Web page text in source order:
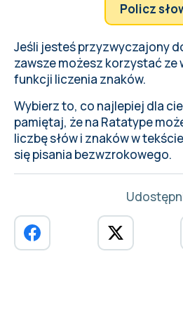
Policz
Jeśli jesteś przyzwyczajony
zawsze możesz korzystać ze
funkcji liczenia znaków.
Wybierz to, co najlepiej dla
pamiętaj, że na Ratatype
liczbę słów i znaków w
się pisania bezwzrokowego.